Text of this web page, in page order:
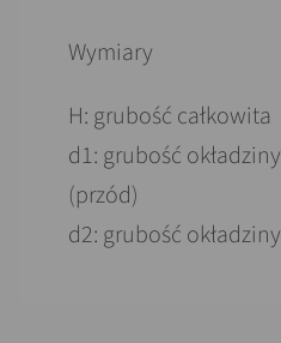
Wymiary
H: grubość całkowita
d1: grubość
(przód)
d2: grubość